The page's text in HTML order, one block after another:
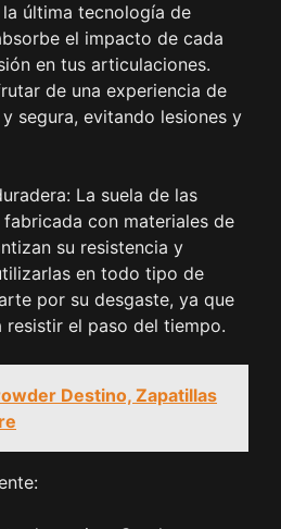
última tecnología de
el impacto de cada
en tus articulaciones.
de una experiencia de
segura, evitando lesiones y
La suela de las
con materiales de
su resistencia y
en todo tipo de
por su desgaste, ya que
resistir el paso del tiempo.
Destino, Zapatillas